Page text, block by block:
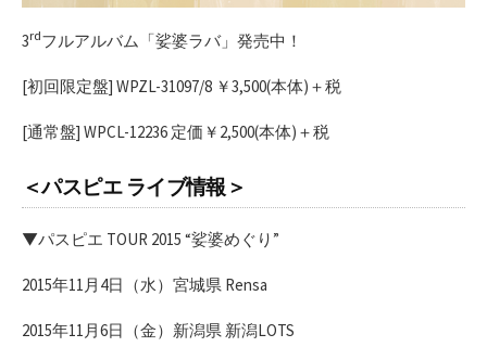
3rdフルアルバム「娑婆ラバ」発売中！
[初回限定盤] WPZL-31097/8 ￥3,500(本体)＋税
[通常盤] WPCL-12236 定価￥2,500(本体)＋税
＜パスピエ ライブ情報＞
▼パスピエ TOUR 2015 “娑婆めぐり”
2015年11月4日（水）宮城県 Rensa
2015年11月6日（金）新潟県 新潟LOTS